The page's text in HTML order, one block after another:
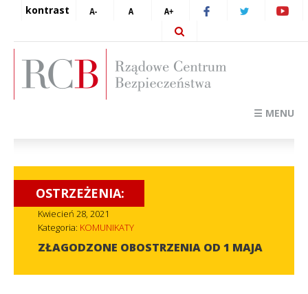
kontrast
☰ MENU
OSTRZEŻENIA:
Kwiecień 28, 2021
Kategoria: KOMUNIKATY
ZŁAGODZONE OBOSTRZENIA OD 1 MAJA